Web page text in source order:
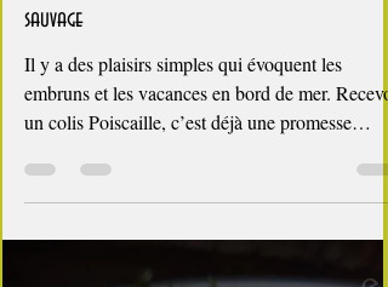
Coquillages et crustacés
🌿 Bulots au bouillon d’épices et agrumes &
mayonnaise safranée à l’huile de fenouil
sauvage
Il y a des plaisirs simples qui évoquent les
embruns et les vacances en bord de mer.
un colis Poiscaille, c’est déjà une promesse
d’authenticité. Aujourd’hui, je vous propose une